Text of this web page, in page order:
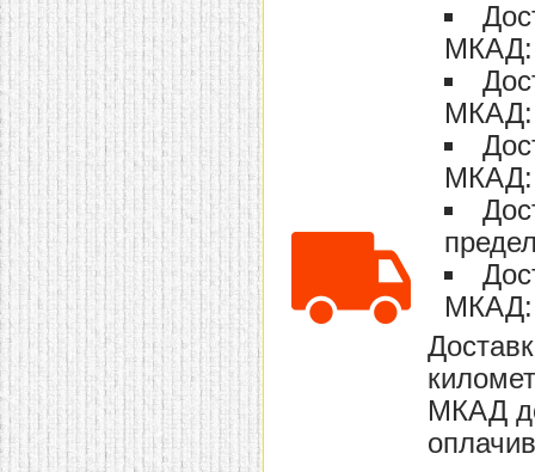
МКАД:
МКАД:
МКАД:
МКАД:
МКАД